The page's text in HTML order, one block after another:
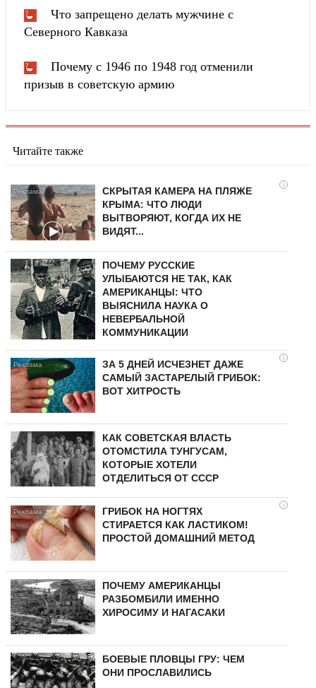
Что запрещено делать мужчине с
Северного Кавказа
Почему с 1946 по 1948 год отменили
призыв в советскую армию
Читайте также
i
СКРЫТАЯ КАМЕРА НА ПЛЯЖЕ
КРЫМА: ЧТО ЛЮДИ
ВЫТВОРЯЮТ, КОГДА ИХ НЕ
ВИДЯТ...
ПОЧЕМУ РУССКИЕ
УЛЫБАЮТСЯ НЕ ТАК, КАК
АМЕРИКАНЦЫ: ЧТО
ВЫЯСНИЛА НАУКА О
НЕВЕРБАЛЬНОЙ
КОММУНИКАЦИИ
i
ЗА 5 ДНЕЙ ИСЧЕЗНЕТ ДАЖЕ
САМЫЙ ЗАСТАРЕЛЫЙ ГРИБОК:
ВОТ ХИТРОСТЬ
КАК СОВЕТСКАЯ ВЛАСТЬ
ОТОМСТИЛА ТУНГУCAМ,
КОТОРЫЕ ХОТЕЛИ
ОТДЕЛИТЬСЯ ОТ СССР
i
ГРИБОК НА НОГТЯХ
СТИРАЕТСЯ КАК ЛАСТИКОМ!
ПРОСТОЙ ДОМАШНИЙ МЕТОД
ПОЧЕМУ АМЕРИКАНЦЫ
РАЗБОМБИЛИ ИМЕННО
ХИРОСИМУ И НАГАСАКИ
БОЕВЫЕ ПЛОВЦЫ ГРУ: ЧЕМ
ОНИ ПРОСЛАВИЛИСЬ